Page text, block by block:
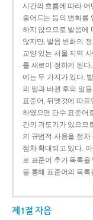
시간의 흐름에 따라
줄어드는 등의 변화를
하지 않으므로 발음에
않지만, 발음 변화의
교양 있는 서울 지역
를 새로이 정하게 된다
에는 두 가지가 있다.
의 말과 바뀐 후의 말
표준어, 뒤엣것에 따
하였으면 단수 표준어
간의 과도기가 있으므
의 규범적 사용을 점차
점차 확대되고 있다.
로 표준어 추가 목록을
을 통해 표준어의 목록
제1절 자음